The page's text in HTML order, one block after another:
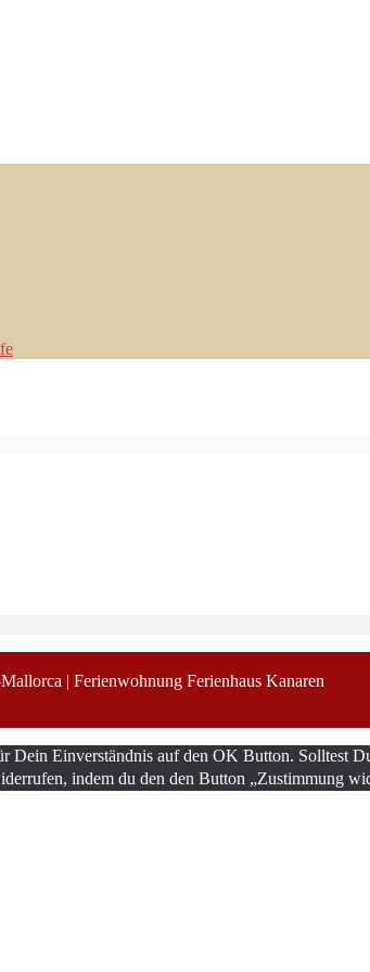
| Ferienwohnung Ferienhaus Kanaren
Dein Einverständnis auf den OK Button. Solltest
indem du den den Button „Zustimmung